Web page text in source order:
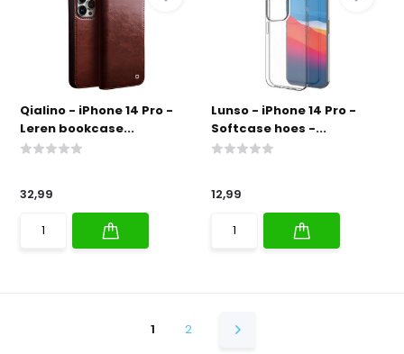
Qialino - iPhone 14 Pro -
Leren bookcase...
32,99
Lunso - iPhone 14 Pro -
Softcase hoes -...
12,99
1 2